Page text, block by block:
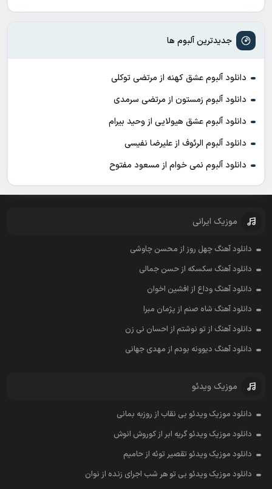
جدیدترین آلبوم ها
دانلود آلبوم عشق کهنه از مرتضی توکلی
دانلود آلبوم زمستون از مرتضی سرمدی
دانلود آلبوم عشق هیولایی از وحید بیرام
دانلود آلبوم الرئوف از علیرضا نفیسی
دانلود آلبوم نمی خوام از مسعود مفتوح
موزیک ایرانی
دانلود آهنگ چهل روز از محسن چاوشی
دانلود آهنگ سکسکه از حسن جمالی
دانلود آهنگ وداع از افشين اخوان
دانلود آهنگ شاه صنم از پژمان مبرا
دانلود آهنگ از تو نوشتم از احسان نی زن
دانلود آهنگ دیوونه بودم از مهدی جهانی
موزیک ویدئو
دانلود موزیک ویدئو بی نقاب از روزبه بمانی
دانلود موزیک ویدئو گریه ابر از کوروش انوش
دانلود موزیک ویدئو تقصیر توئه از حامیم
دانلود موزیک ویدئو بی تو هر شب اجرای زنده از نوان